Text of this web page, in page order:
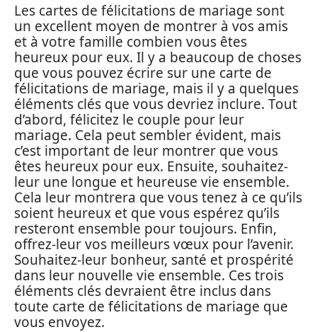
Les cartes de félicitations de mariage sont
un excellent moyen de montrer à vos amis
et à votre famille combien vous êtes
heureux pour eux. Il y a beaucoup de choses
que vous pouvez écrire sur une carte de
félicitations de mariage, mais il y a quelques
éléments clés que vous devriez inclure. Tout
d’abord, félicitez le couple pour leur
mariage. Cela peut sembler évident, mais
c’est important de leur montrer que vous
êtes heureux pour eux. Ensuite, souhaitez-
leur une longue et heureuse vie ensemble.
Cela leur montrera que vous tenez à ce qu’ils
soient heureux et que vous espérez qu’ils
resteront ensemble pour toujours. Enfin,
offrez-leur vos meilleurs vœux pour l’avenir.
Souhaitez-leur bonheur, santé et prospérité
dans leur nouvelle vie ensemble. Ces trois
éléments clés devraient être inclus dans
toute carte de félicitations de mariage que
vous envoyez.